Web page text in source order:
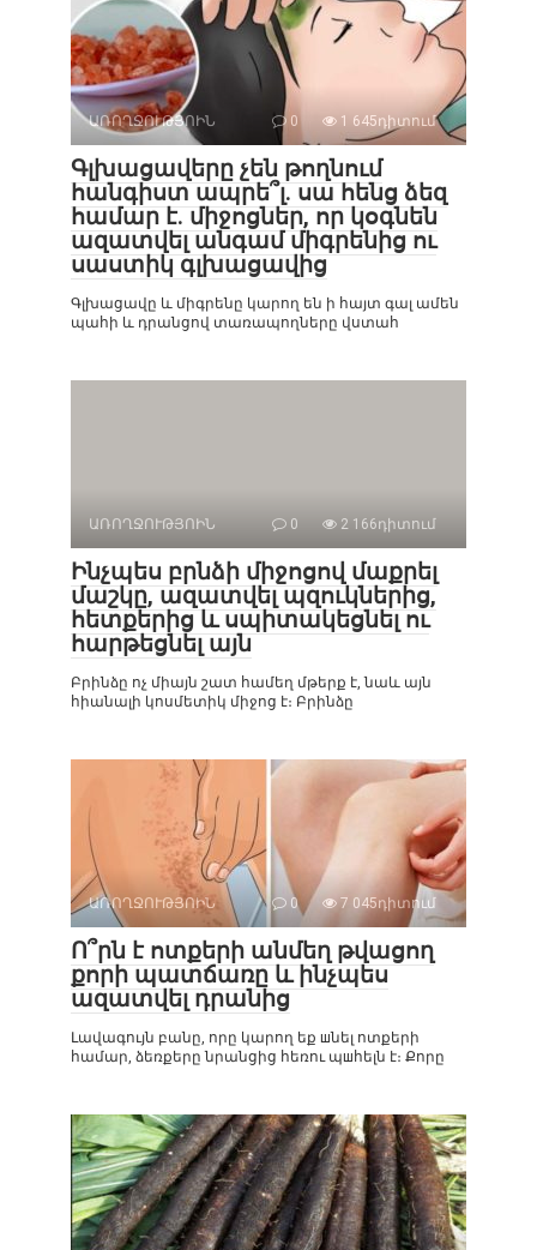
ԱՌՈՂՋՈՒԹՅՈԻՆ 0 1 645դիտում
Գլխացավերը չեն թողնում
հանգիստ ապրե՞լ. սա հենց ձեզ
համար է. միջոցներ, որ կօգնեն
ազատվել անգամ միգրենից ու
սաստիկ գլխացավից
Գլխացավը և միգրենը կարող են ի հայտ գալ ամեն
պահի և դրանցով տառապողները վստահ
ԱՌՈՂՋՈՒԹՅՈԻՆ 0 2 166դիտում
Ինչպես բրնձի միջոցով մաքրել
մաշկը, ազատվել պզուկներից,
հետքերից և սպիտակեցնել ու
հարթեցնել այն
Բրինձը ոչ միայն շատ համեղ մթերք է, նաև այն
հիանալի կոսմետիկ միջոց է։ Բրինձը
ԱՌՈՂՋՈՒԹՅՈԻՆ 0 7 045դիտում
Ո՞րն է ոտքերի անմեղ թվացող
քորի պատճառը և ինչպես
ազատվել դրանից
Լավագույն բանը, որը կարող եք шնել ոտքերի
համար, ձեռքերը նրանցից հեռու պшհելն է։ Քորը